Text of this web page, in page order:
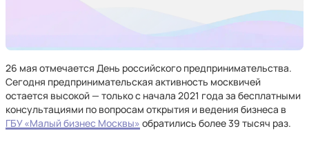
26 мая отмечается День российского предпринимательства.
Сегодня предпринимательская активность москвичей
остается высокой — только с начала 2021 года за бесплатными
консультациями по вопросам открытия и ведения бизнеса в
ГБУ «Малый бизнес Москвы» обратились более 39 тысяч раз.